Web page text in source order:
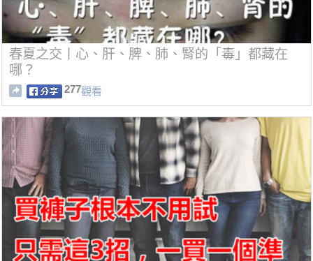
春夏之交丨心、肝、脾、肺、腎的「毒」都藏在
哪？
277觀看